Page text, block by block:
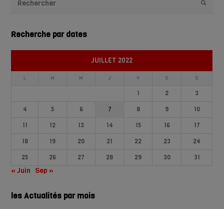
Recherche par dates
JUILLET 2022
L M M J V S D
1 2
3
4
5 6 7 8 9
10
11
12 13 14 15 16
17
18
19 20 21 22 23
24
25
26 27 28 29 30 31
« Juin Sep »
les Actualités par mois